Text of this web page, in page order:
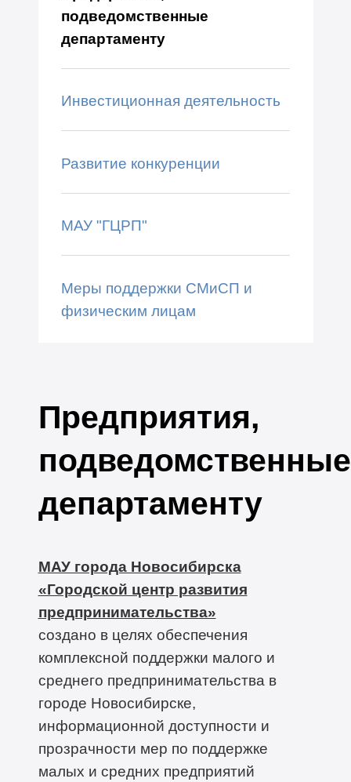
подведомственные
департаменту
Инвестиционная деятельность
Развитие конкуренции
МАУ "ГЦРП"
Меры поддержки СМиСП и
физическим лицам
Предприятия,
подведомственные
департаменту
МАУ города Новосибирска
«Городской центр развития
предпринимательства»
создано в целях обеспечения
комплексной поддержки малого и
среднего предпринимательства в
городе Новосибирске,
информационной доступности и
прозрачности мер по поддержке
малых и средних предприятий